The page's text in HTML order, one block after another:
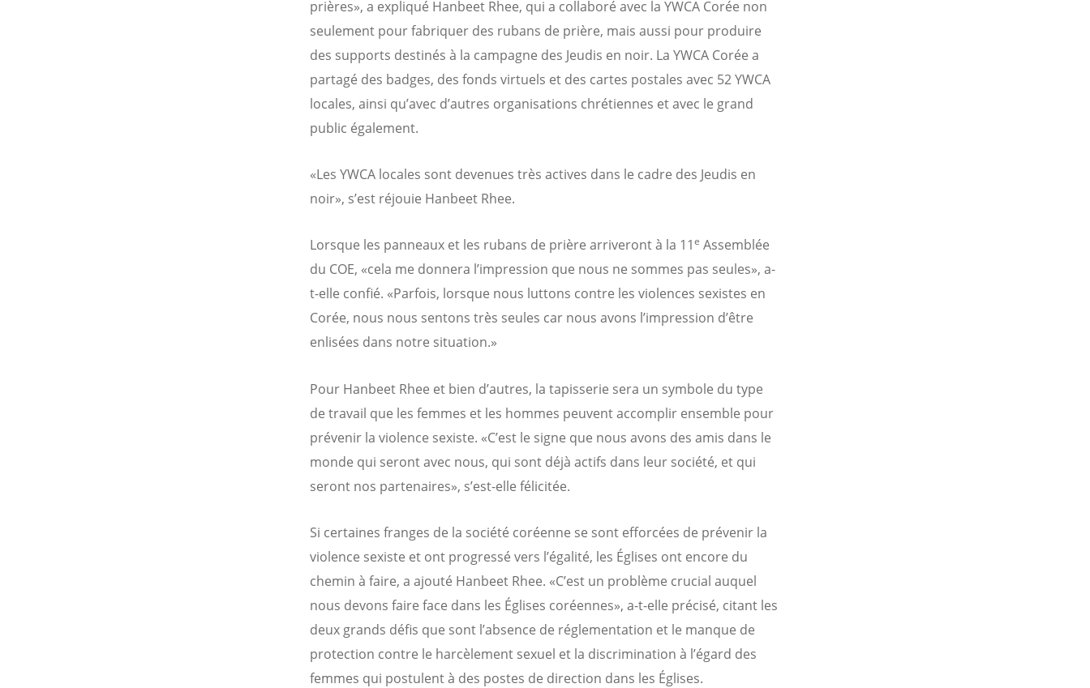
prières», a expliqué Hanbeet Rhee, qui a collaboré avec la YWCA Corée non
seulement pour fabriquer des rubans de prière, mais aussi pour produire
des supports destinés à la campagne des Jeudis en noir. La YWCA Corée a
partagé des badges, des fonds virtuels et des cartes postales avec 52 YWCA
locales, ainsi qu’avec d’autres organisations chrétiennes et avec le grand
public également.
«Les YWCA locales sont devenues très actives dans le cadre des Jeudis en
noir», s’est réjouie Hanbeet Rhee.
Lorsque les panneaux et les rubans de prière arriveront à la 11e Assemblée
du COE, «cela me donnera l’impression que nous ne sommes pas seules», a-
t-elle confié. «Parfois, lorsque nous luttons contre les violences sexistes en
Corée, nous nous sentons très seules car nous avons l’impression d’être
enlisées dans notre situation.»
Pour Hanbeet Rhee et bien d’autres, la tapisserie sera un symbole du type
de travail que les femmes et les hommes peuvent accomplir ensemble pour
prévenir la violence sexiste. «C’est le signe que nous avons des amis dans le
monde qui seront avec nous, qui sont déjà actifs dans leur société, et qui
seront nos partenaires», s’est-elle félicitée.
Si certaines franges de la société coréenne se sont efforcées de prévenir la
violence sexiste et ont progressé vers l’égalité, les Églises ont encore du
chemin à faire, a ajouté Hanbeet Rhee. «C’est un problème crucial auquel
nous devons faire face dans les Églises coréennes», a-t-elle précisé, citant les
deux grands défis que sont l’absence de réglementation et le manque de
protection contre le harcèlement sexuel et la discrimination à l’égard des
femmes qui postulent à des postes de direction dans les Églises.